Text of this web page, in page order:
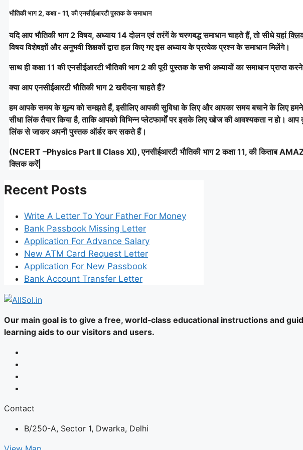
भौतिकी भाग 2, कक्षा - 11, की एनसीईआरटी पुस्तक के समाधान
यदि आप भौतिकी भाग 2 विषय, अध्याय 14 दोलन एवं तरंगें के चरणबद्ध समाधान चाहते हैं, तो सीधेयहां
विषय विशेषज्ञों और अनुभवी शिक्षकों द्वारा हल किए गए इस अध्याय के प्रत्येक प्रश्न के समाधान मिलेंगे।
साथ ही कक्षा 11 की एनसीईआरटी भौतिकी भाग 2 की पूरी पुस्तक के सभी अध्यायों का समाधान प्राप्त
क्या आप एनसीईआरटी भौतिकी भाग 2 खरीदना चाहते हैं?
हम आपके समय के मूल्य को समझते हैं, इसीलिए आपकी सुविधा के लिए और आपका समय बचाने के लिए
सीधा लिंक तैयार किया है, ताकि आपको विभिन्न प्लेटफार्मों पर इसके लिए खोज की आवश्यकता न हो।
लिंक से जाकर अपनी पुस्तक ऑर्डर कर सकते हैं।
(NCERT –Physics Part II Class XI), एनसीईआरटी भौतिकी भाग 2 कक्षा 11, की किताब
क्लिक करें|
Recent Posts
Write A Letter To Your Father For Money
Bank Passbook Missing Letter
Application For Advance Salary
New ATM Card Request Letter
Application For New Passbook
Bank Account Transfer Letter
Our main goal is to give a free, world‑class educational instructions and
learning aids to our visitors and users.
Contact
B/250-A, Sector 1, Dwarka, Delhi